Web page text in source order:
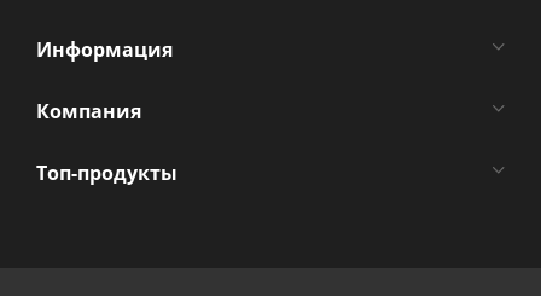
Информация
Компания
Топ-продукты